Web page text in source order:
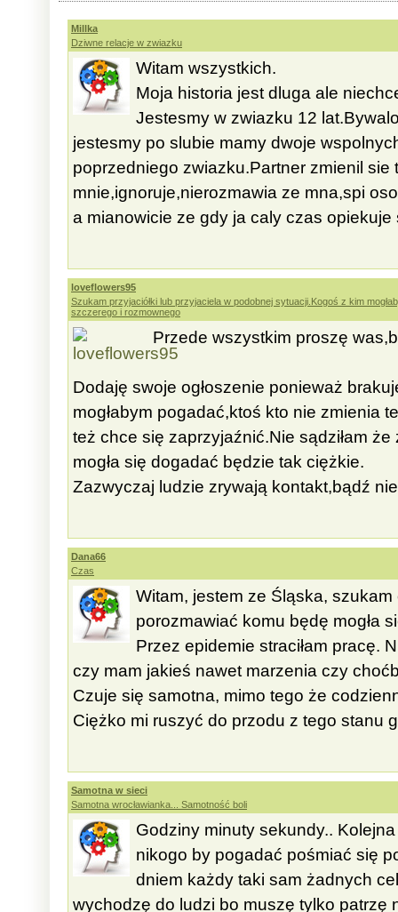
Millka
Dziwne relacje w zwiazku
Witam wszystkich.
Moja historia jest dluga ale
Jestesmy w zwiazku 12
jestesmy po slubie mamy dwoje
poprzedniego zwiazku.Partner zmienil sie
mnie,ignoruje,nierozmawia ze mna,spi
a mianowicie ze gdy ja caly czas opiekuje
loveflowers95
Szukam przyjaciółki lub przyjaciela w podobnej sytuacji.Kogoś z kim
szczerego i rozmownego
Przede wszystkim proszę
Dodaję swoje ogłoszenie ponieważ
mogłabym pogadać,ktoś kto nie zmienia
też chce się zaprzyjaźnić.Nie sądziłam
mogła się dogadać będzie tak ciężkie.
Zazwyczaj ludzie zrywają kontakt,bądź
Dana66
Czas
Witam, jestem ze Śląska,
porozmawiać komu będę mogła
Przez epidemie straciłam pracę.
czy mam jakieś nawet marzenia czy
Czuje się samotna, mimo tego że
Ciężko mi ruszyć do przodu z tego stanu
Samotna w sieci
Samotna wrocławianka... Samotność boli
Godziny minuty sekundy..
nikogo by pogadać pośmiać się
dniem każdy taki sam żadnych
wychodzę do ludzi bo muszę tylko patrzę